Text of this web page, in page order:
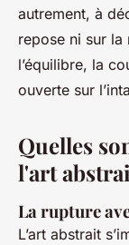
autrement, à
repose ni sur la
l’équilibre, la
ouverte sur
Quelles
l'art
La rupture
L’art abstrait